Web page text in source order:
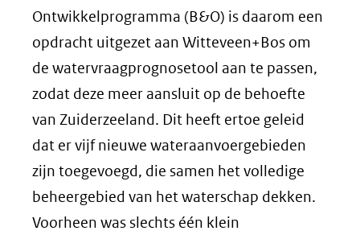
Ontwikkelprogramma (B&O) is daarom een
opdracht uitgezet aan Witteveen+Bos om
de watervraagprognosetool aan te passen,
zodat deze meer aansluit op de behoefte
van Zuiderzeeland. Dit heeft ertoe geleid
dat er vijf nieuwe wateraanvoergebieden
zijn toegevoegd, die samen het volledige
beheergebied van het waterschap dekken.
Voorheen was slechts één klein